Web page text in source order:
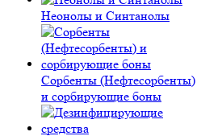
Неонолы и Синтанолы
Сорбенты (Нефтесорбенты)
и сорбирующие боны